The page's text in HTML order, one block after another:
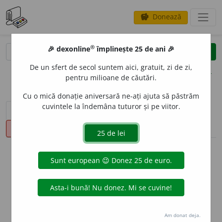
savings Donează
clear
opțiuni
sinteza definițiilor (1) definiții (16)
declinări
info
Aceste definiții sunt compilate de
echipa dexonline. Definițiile
originale se află pe filadefiniții.
Puteți reordona filele pe pagina de
🎉 dexonline® împlinește 25 de ani 🎉
De un sfert de secol suntem aici, gratuit, zi de zi,
pentru milioane de căutări.
Cu o mică donație aniversară ne-ați ajuta să păstrăm
cuvintele la îndemâna tuturor și pe viitor.
Am donat deja.